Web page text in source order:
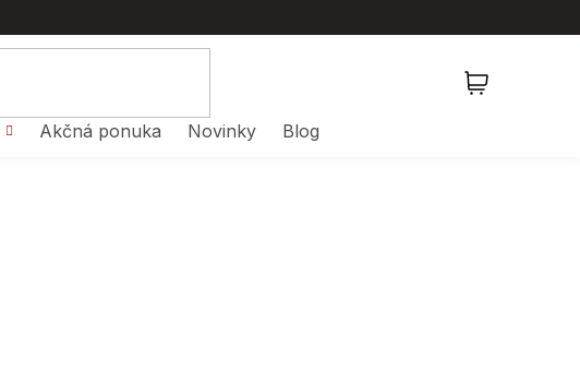
Akčná ponuka Novinky Blog